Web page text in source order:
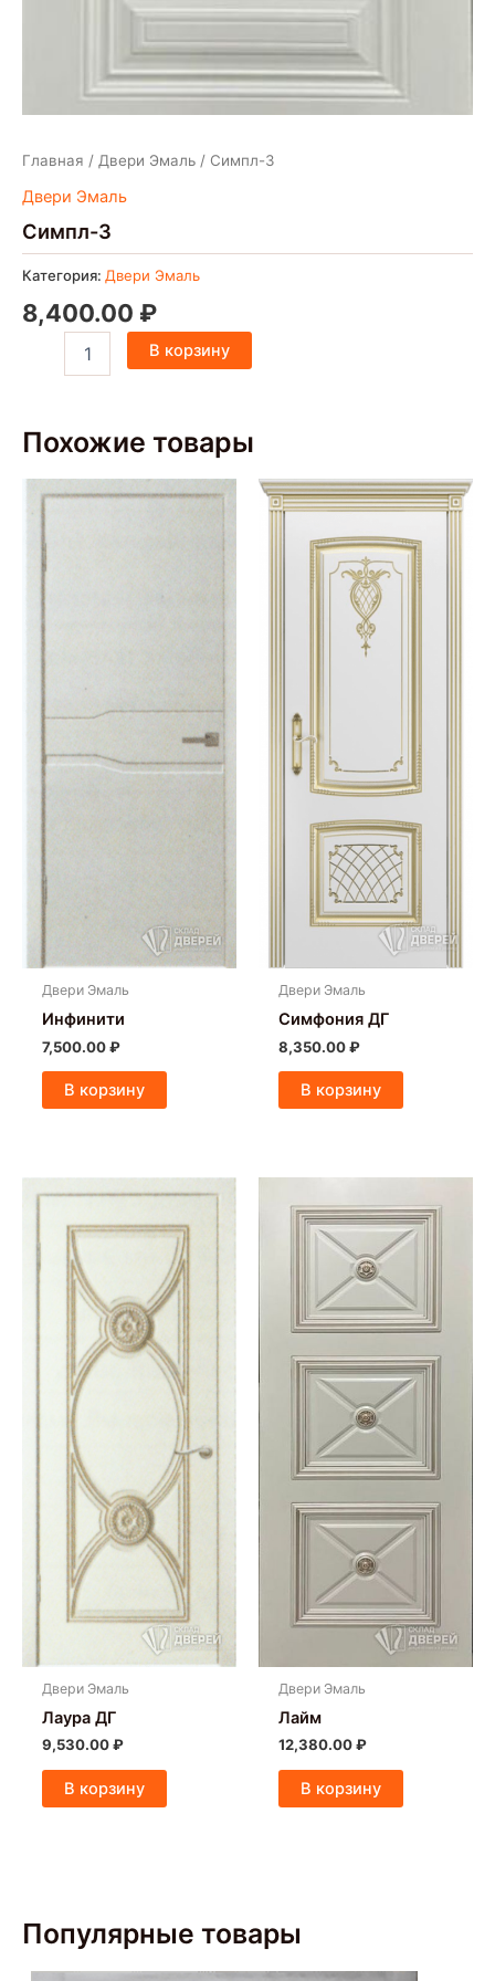
Главная / Двери Эмаль / Симпл-3
Двери Эмаль
Симпл-3
Категория: Двери Эмаль
8,400.00 ₽
В корзину
Похожие товары
Двери Эмаль
Инфинити
7,500.00₽
В корзину
Двери Эмаль
Симфония ДГ
8,350.00₽
В корзину
Двери Эмаль
Лаура ДГ
9,530.00₽
В корзину
Двери Эмаль
Лайм
12,380.00₽
В корзину
Популярные товары